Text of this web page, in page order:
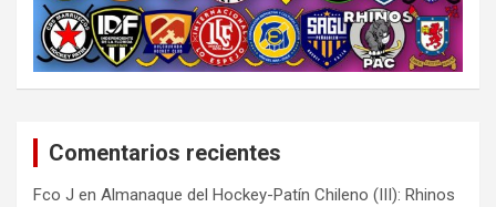
Comentarios recientes
Fco J en Almanaque del Hockey-Patín Chileno (III): Rhinos